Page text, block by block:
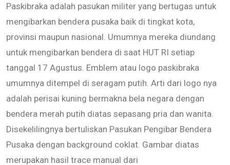
Paskibraka adalah pasukan militer yang bertugas untuk
mengibarkan bendera pusaka baik di tingkat kota,
provinsi maupun nasional. Umumnya mereka diundang
untuk mengibarkan bendera di saat HUT RI setiap
tanggal 17 Agustus. Emblem atau logo paskibraka
umumnya ditempel di seragam putih. Arti dari logo nya
adalah perisai kuning bermakna bela negara dengan
bendera merah putih diatas sepasang pria dan wanita.
Disekelilingnya bertuliskan Pasukan Pengibar Bendera
Pusaka dengan background coklat. Gambar diatas
merupakan hasil trace manual dari